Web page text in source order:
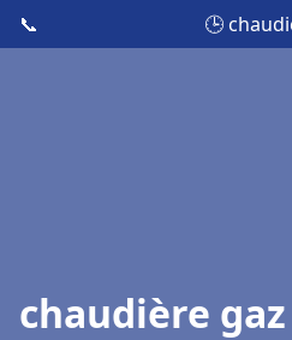
📞 🕒
chaudière